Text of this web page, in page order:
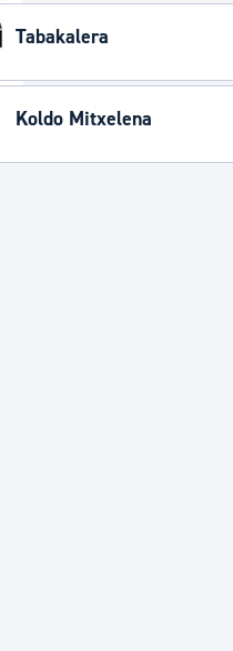
Tabakalera
Koldo Mitxelena